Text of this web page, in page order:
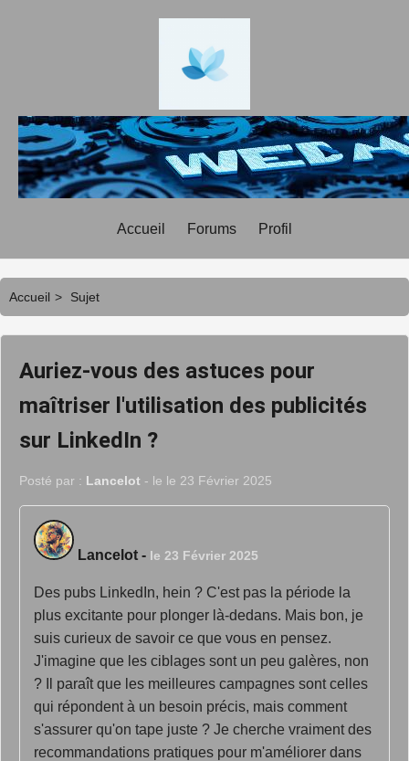
Accueil Forums Profil
Accueil > Sujet
Auriez-vous des astuces pour
maîtriser l'utilisation des publicités
sur LinkedIn ?
Posté par : Lancelot - le le 23 Février 2025
Lancelot - le 23 Février 2025
Des pubs LinkedIn, hein ? C'est pas la période la
plus excitante pour plonger là-dedans. Mais bon, je
suis curieux de savoir ce que vous en pensez.
J'imagine que les ciblages sont un peu galères, non
? Il paraît que les meilleures campagnes sont celles
qui répondent à un besoin précis, mais comment
s'assurer qu'on tape juste ? Je cherche vraiment des
recommandations pratiques pour m'améliorer dans